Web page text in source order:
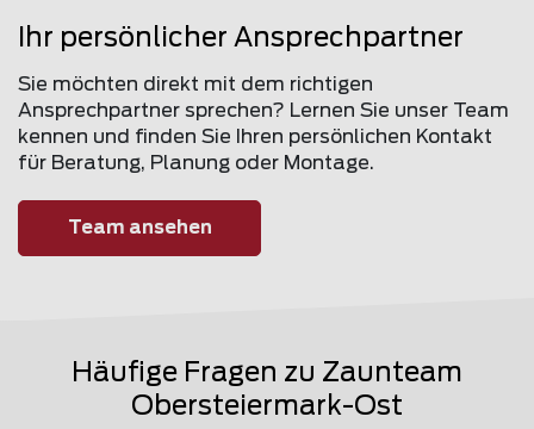
Ihr persönlicher Ansprechpartner
Sie möchten direkt mit dem richtigen
Ansprechpartner sprechen? Lernen Sie unser Team
kennen und finden Sie Ihren persönlichen Kontakt
für Beratung, Planung oder Montage.
Team ansehen
Häufige Fragen zu Zaunteam
Obersteiermark-Ost